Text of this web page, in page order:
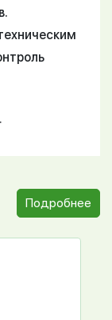
Подробнее